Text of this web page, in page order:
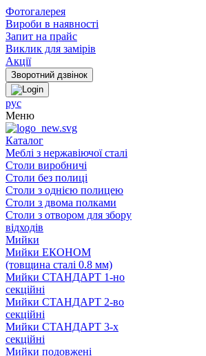
Фотогалерея
Вироби в наявності
Запит на прайс
Виклик для замірів
Акції
рус
Меню
Каталог
Меблі з нержавіючої сталі
Столи виробничі
Столи без полиці
Столи з однією полицею
Столи з двома полками
Столи з отвором для збору
відходів
Мийки
Мийки ЕКОНОМ
(товщина сталі 0.8 мм)
Мийки СТАНДАРТ 1-но
секційні
Мийки СТАНДАРТ 2-во
секційні
Мийки СТАНДАРТ 3-х
секційні
Мийки подовжені